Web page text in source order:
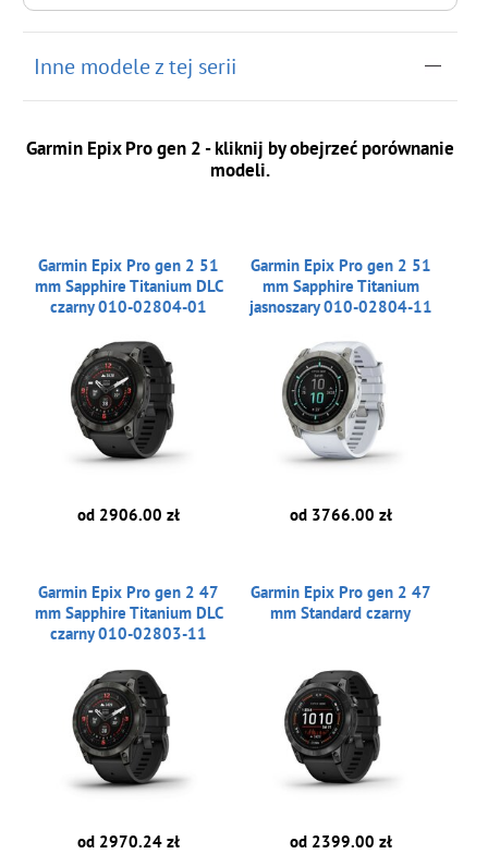
Inne modele z tej serii
Garmin Epix Pro gen 2 - kliknij by obejrzeć porównanie
modeli.
Garmin Epix Pro gen 2 51
mm Sapphire Titanium DLC
czarny 010-02804-01
od 2906.00 zł
Garmin Epix Pro gen 2 51
mm Sapphire Titanium
jasnoszary 010-02804-11
od 3766.00 zł
Garmin Epix Pro gen 2 47
mm Sapphire Titanium DLC
czarny 010-02803-11
od 2970.24 zł
Garmin Epix Pro gen 2 47
mm Standard czarny
od 2399.00 zł